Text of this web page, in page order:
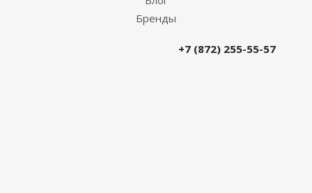
Бренды
+7 (872) 255-55-57